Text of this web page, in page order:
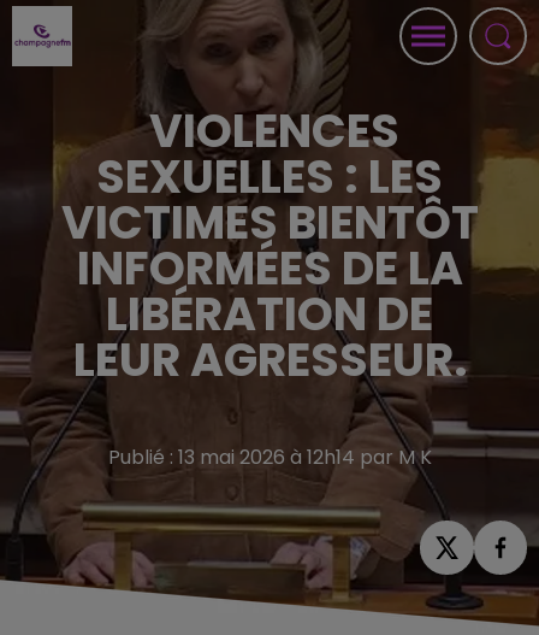
VIOLENCES
SEXUELLES : LES
VICTIMES BIENTÔT
INFORMÉES DE LA
LIBÉRATION DE
LEUR AGRESSEUR.
Publié : 13 mai 2026 à 12h14 par M K